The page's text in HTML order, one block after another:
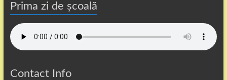
Prima zi de școală
Contact Info